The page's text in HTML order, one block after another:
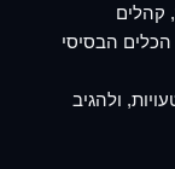
קהלים
הכלים הבסיסי
ולהגיב